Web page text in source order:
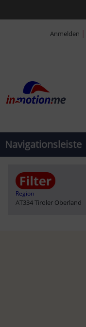
Anmelden |
Navigationsleiste
Region
AT334 Tiroler Oberland